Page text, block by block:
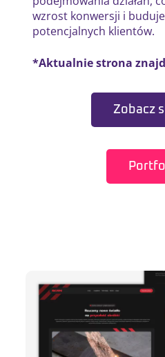
wzrost konwersji i
potencjalnych klientów.
*Aktualnie strona
Zobacz